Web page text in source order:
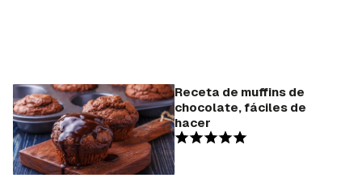
Receta de muffins de
chocolate, fáciles de
hacer